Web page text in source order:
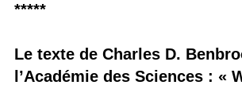
*****
Le texte de Charles D.
l’Académie des Sciences : «